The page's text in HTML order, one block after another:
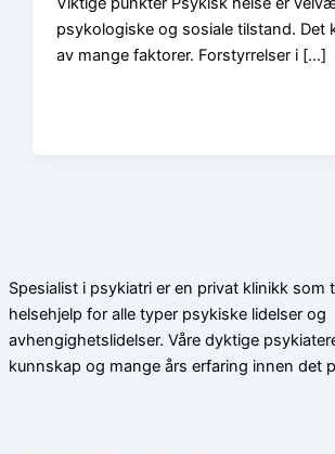
psykologiske og sosiale tilstand. Det
av mange faktorer. Forstyrrelser i […]
Spesialist i psykiatri er en privat klinikk som
helsehjelp for alle typer psykiske lidelser og
avhengighetslidelser. Våre dyktige
kunnskap og mange års erfaring innen det